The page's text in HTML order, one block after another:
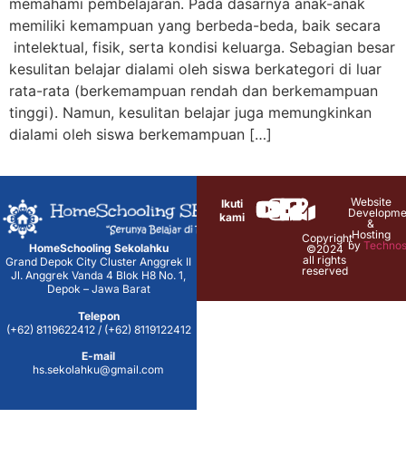
memahami pembelajaran. Pada dasarnya anak-anak
memiliki kemampuan yang berbeda-beda, baik secara
intelektual, fisik, serta kondisi keluarga. Sebagian besar
kesulitan belajar dialami oleh siswa berkategori di luar
rata-rata (berkemampuan rendah dan berkemampuan
tinggi). Namun, kesulitan belajar juga memungkinkan
dialami oleh siswa berkemampuan […]
HomeSchooling Sekolahku
Grand Depok City Cluster Anggrek II
Jl. Anggrek Vanda 4 Blok H8 No. 1,
Depok – Jawa Barat
Telepon
(+62) 8119622412 / (+62) 8119122412
E-mail
hs.sekolahku@gmail.com
Ikuti
kami
Copyright
©2024
all rights
reserved
Website
&
Hosting
by